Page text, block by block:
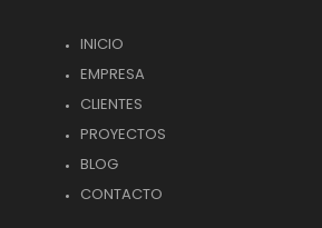
INICIO
EMPRESA
CLIENTES
PROYECTOS
BLOG
CONTACTO